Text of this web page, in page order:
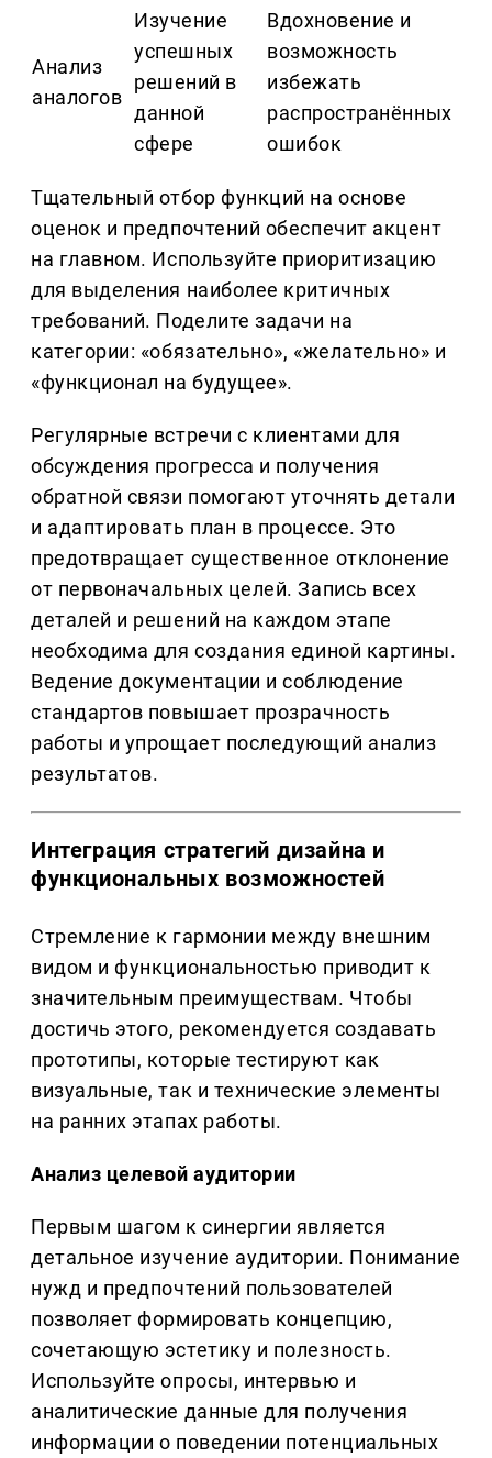
Анализ
аналогов
Изучение
успешных
решений в
данной
сфере
Вдохновение и
возможность
избежать
распространённых
ошибок
Тщательный отбор функций на основе
оценок и предпочтений обеспечит акцент
на главном. Используйте приоритизацию
для выделения наиболее критичных
требований. Поделите задачи на
категории: «обязательно», «желательно» и
«функционал на будущее».
Регулярные встречи с клиентами для
обсуждения прогресса и получения
обратной связи помогают уточнять детали
и адаптировать план в процессе. Это
предотвращает существенное отклонение
от первоначальных целей. Запись всех
деталей и решений на каждом этапе
необходима для создания единой картины.
Ведение документации и соблюдение
стандартов повышает прозрачность
работы и упрощает последующий анализ
результатов.
Интеграция стратегий дизайна и
функциональных возможностей
Стремление к гармонии между внешним
видом и функциональностью приводит к
значительным преимуществам. Чтобы
достичь этого, рекомендуется создавать
прототипы, которые тестируют как
визуальные, так и технические элементы
на ранних этапах работы.
Анализ целевой аудитории
Первым шагом к синергии является
детальное изучение аудитории. Понимание
нужд и предпочтений пользователей
позволяет формировать концепцию,
сочетающую эстетику и полезность.
Используйте опросы, интервью и
аналитические данные для получения
информации о поведении потенциальных